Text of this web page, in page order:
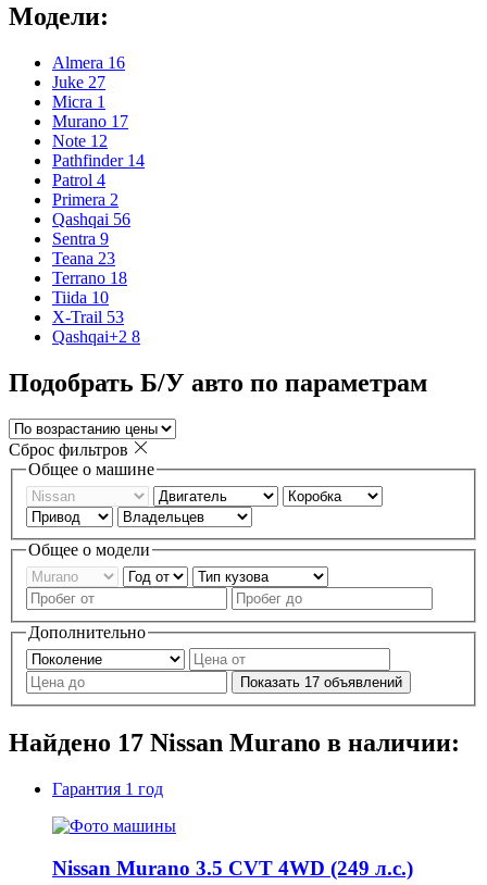
Модели:
Almera 16
Juke 27
Micra 1
Murano 17
Note 12
Pathfinder 14
Patrol 4
Primera 2
Qashqai 56
Sentra 9
Teana 23
Terrano 18
Tiida 10
X-Trail 53
Qashqai+2 8
Подобрать Б/У авто по параметрам
Сброс фильтров
Общее о машине
Общее о модели
Дополнительно
Показать 17 объявлений
Найдено 17 Nissan Murano в наличии:
Гарантия 1 год
Nissan Murano 3.5 CVT 4WD (249 л.с.)